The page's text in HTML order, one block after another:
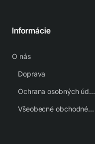
Informácie
O nás
Doprava
Ochrana osobných údajov
Všeobecné obchodné podmienky